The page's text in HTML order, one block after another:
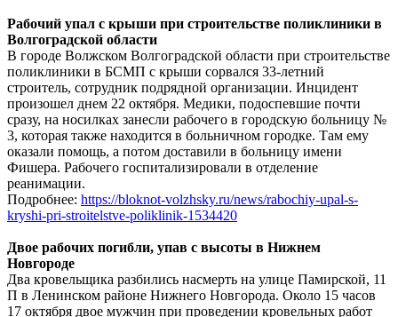
Рабочий упал с крыши при строительстве поликлиники в
Волгоградской области
В городе Волжском Волгоградской области при строительстве
поликлиники в БСМП с крыши сорвался 33-летний
строитель, сотрудник подрядной организации. Инцидент
произошел днем 22 октября. Медики, подоспевшие почти
сразу, на носилках занесли рабочего в городскую больницу №
3, которая также находится в больничном городке. Там ему
оказали помощь, а потом доставили в больницу имени
Фишера. Рабочего госпитализировали в отделение
реанимации.
Подробнее: https://bloknot-volzhsky.ru/news/rabochiy-upal-s-
kryshi-pri-stroitelstve-poliklinik-1534420
Двое рабочих погибли, упав с высоты в Нижнем
Новгороде
Два кровельщика разбились насмерть на улице Памирской, 11
П в Ленинском районе Нижнего Новгорода. Около 15 часов
17 октября двое мужчин при проведении кровельных работ